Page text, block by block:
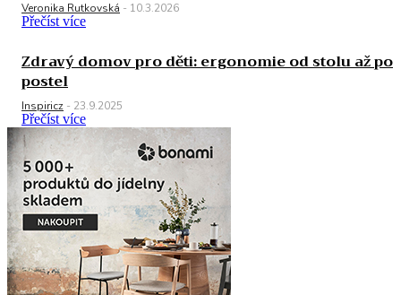
Veronika Rutkovská - 10.3.2026
Přečíst více
Zdravý domov pro děti: ergonomie od stolu až po
postel
Inspiricz - 23.9.2025
Přečíst více